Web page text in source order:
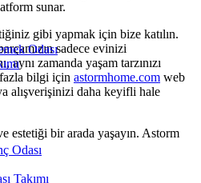
sunar.
gibi yapmak için bize katılın.
sadece evinizi
aynı zamanda yaşam tarzınızı
fazla bilgi için astormhome.com web
alışverişinizi daha keyifli hale
estetiği bir arada yaşayın. Astorm
Odası
Odası
Takımı